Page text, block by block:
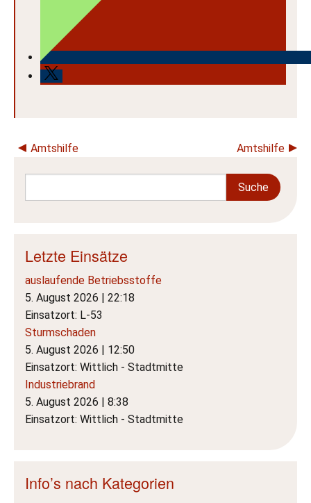
Beitragsnavigation
Amtshilfe Amtshilfe
Letzte Einsätze
auslaufende Betriebsstoffe
5. August 2026 | 22:18
Einsatzort: L-53
Sturmschaden
5. August 2026 | 12:50
Einsatzort: Wittlich - Stadtmitte
Industriebrand
5. August 2026 | 8:38
Einsatzort: Wittlich - Stadtmitte
Info’s nach Kategorien